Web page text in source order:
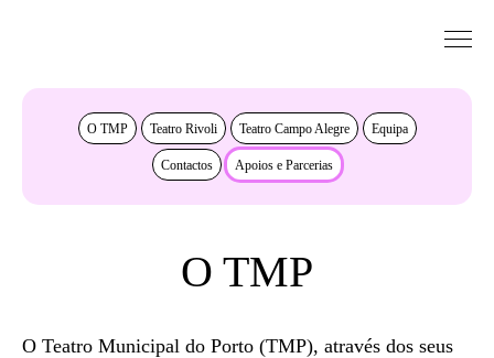
O TMP Teatro Rivoli Teatro Campo Alegre Equipa
Contactos Apoios e Parcerias
O TMP
O Teatro Municipal do Porto (TMP), através dos seus